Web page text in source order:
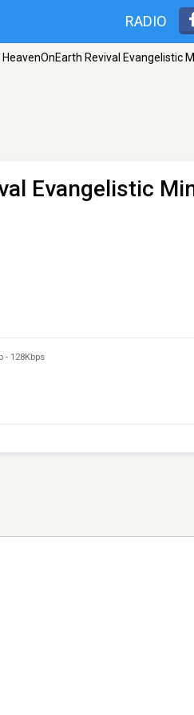
RADIO
HeavenOnEarth Revival Evangelistic
Evangelistic
- 128Kbps